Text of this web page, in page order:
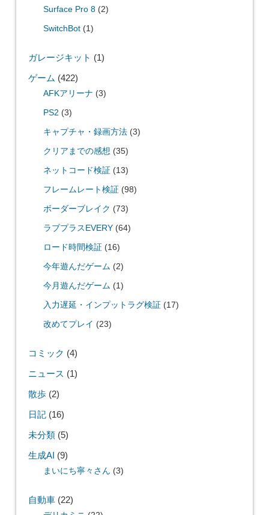
Surface Pro 8(2)
SwitchBot(1)
ガレージキット (1)
ゲーム (422)
AFKアリーナ (3)
PS2 (3)
キャプチャ・録画方法(3)
クリアまでの感想 (35)
ネットコード検証(13)
フレームレート検証(98)
ボーダーブレイク (73)
ラブプラスEVERY(64)
ロード時間検証(16)
今年遊んだゲーム (2)
今月遊んだゲーム (1)
入力遅延・インプットラグ検証(17)
改めてプレイ (23)
コミック (4)
ニュース (1)
散歩(2)
日記(16)
未分類(5)
生成AI (9)
まいにち寧々さん (3)
自動車(22)